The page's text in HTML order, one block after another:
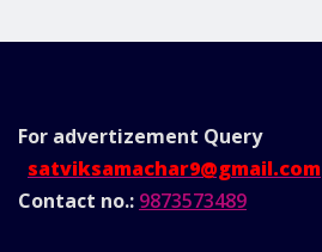
For advertizement Query
satviksamachar9@gmail.com
Contact no.: 9873573489